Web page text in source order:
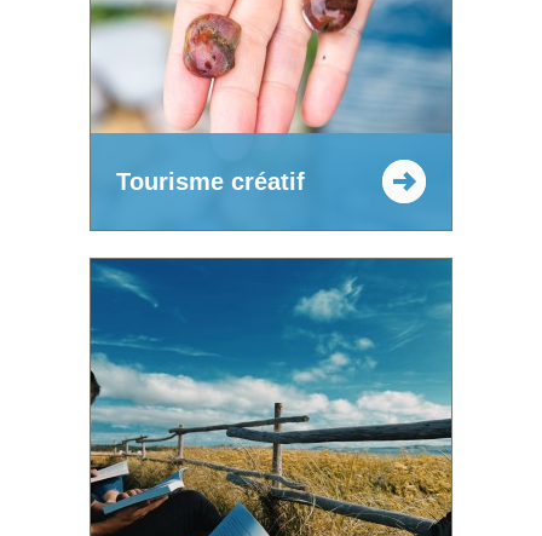
Tourisme créatif